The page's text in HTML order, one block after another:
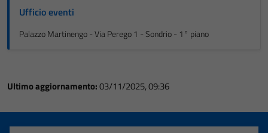
Ufficio eventi
Palazzo Martinengo - Via Perego 1 - Sondrio - 1° piano
Ultimo aggiornamento:03/11/2025, 09:36